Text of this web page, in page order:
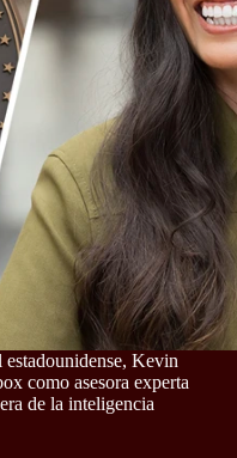
estadounidense, Kevin
como asesora experta
de la inteligencia